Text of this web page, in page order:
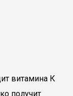
витамина К
получит